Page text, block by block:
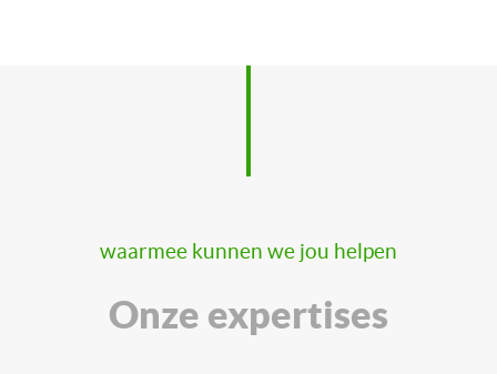
waarmee kunnen we jou helpen
Onze expertises